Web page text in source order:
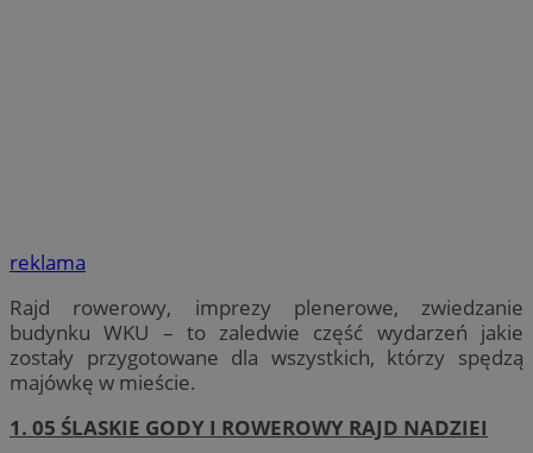
reklama
Rajd rowerowy, imprezy plenerowe, zwiedzanie
budynku WKU – to zaledwie część wydarzeń jakie
zostały przygotowane dla wszystkich, którzy spędzą
majówkę w mieście.
1. 05 ŚLASKIE GODY I ROWEROWY RAJD NADZIEI